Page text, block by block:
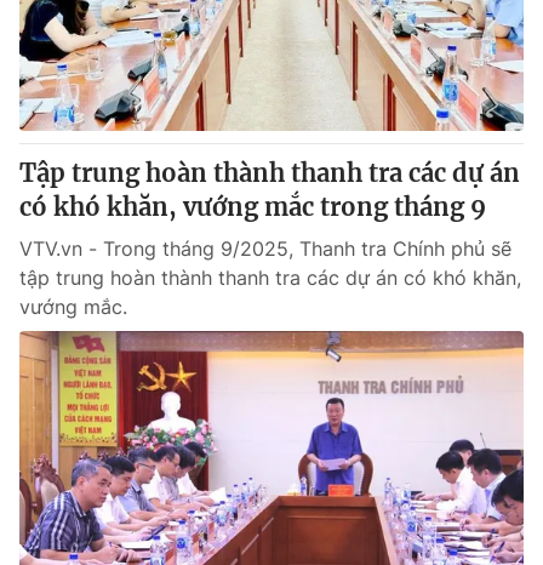
Tập trung hoàn thành thanh tra các dự án
có khó khăn, vướng mắc trong tháng 9
VTV.vn - Trong tháng 9/2025, Thanh tra Chính phủ sẽ
tập trung hoàn thành thanh tra các dự án có khó khăn,
vướng mắc.